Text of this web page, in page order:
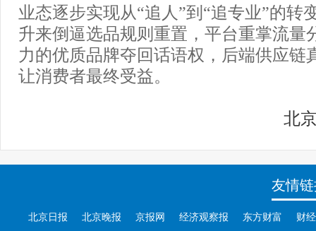
业态逐步实现从“追人”到“追专业”的转
升来倒逼选品规则重置，平台重掌流量
力的优质品牌夺回话语权，后端供应链
让消费者最终受益。
北
友情
北京日报 北京晚报 京报网 经济观察报 东方财富 财